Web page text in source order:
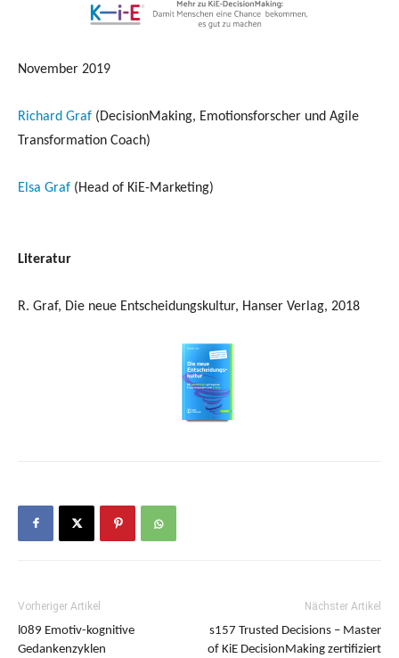
November 2019
Richard Graf (DecisionMaking, Emotionsforscher und Agile
Transformation Coach)
Elsa Graf (Head of KiE-Marketing)
Literatur
R. Graf, Die neue Entscheidungskultur, Hanser Verlag, 2018
Vorheriger Artikel
l089 Emotiv-kognitive
Gedankenzyklen
Nächster Artikel
s157 Trusted Decisions – Master
of KiE DecisionMaking zertifiziert